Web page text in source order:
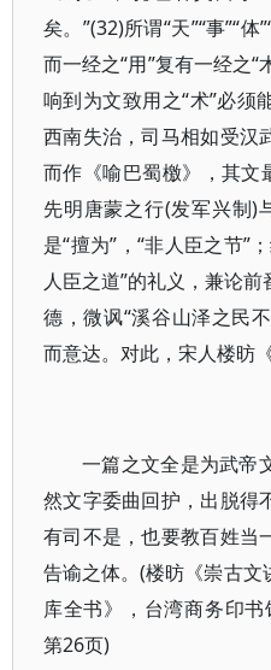
矣。”(32)所谓“天”“事”“体
而一经之“用”复有一经之“
响到为文致用之“术”必须
西南失治，司马相如受汉
而作《喻巴蜀檄》，其文
先明唐蒙之行(发军兴制)
是“擅为”，“非人臣之节”
人臣之道”的礼义，兼论
德，微讽“溪谷山泽之民
而意达。对此，宋人楼昉
一篇之文全是为武帝
然文字委曲回护，出脱得
有司不是，也要教百姓当
告谕之体。(楼昉《崇古
库全书》，台湾商务印书
第26页)